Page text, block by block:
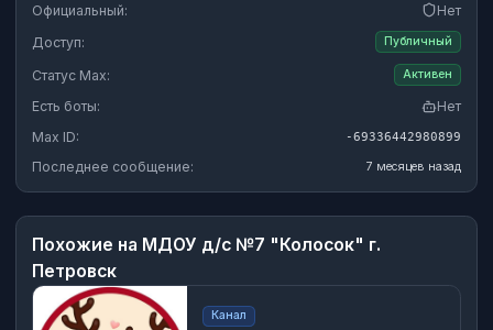
Официальный:
Нет
Доступ:
Публичный
Статус Max: Активен
Есть боты:
Нет
Max ID:
-69336442980899
Последнее сообщение: 7 месяцев назад
Похожие на МДОУ д/с №7 "Колосок" г.
Петровск
Канал